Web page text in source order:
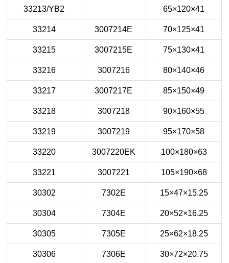
33213/YB2 65×120×41
33214 3007214E 70×125×41
33215 3007215E 75×130×41
33216 3007216 80×140×46
33217 3007217E 85×150×49
33218 3007218 90×160×55
33219 3007219 95×170×58
33220 3007220EK 100×180×63
33221 3007221 105×190×68
30302 7302E 15×47×15.25
30304 7304E 20×52×16.25
30305 7305E 25×62×18.25
30306 7306E 30×72×20.75